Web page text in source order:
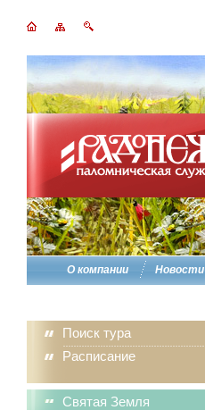
О компании Новости
Поиск тура
Расписание
Святая Земля